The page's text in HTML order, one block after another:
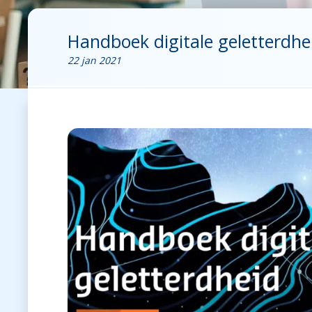
Handboek digitale
22 jan 2021